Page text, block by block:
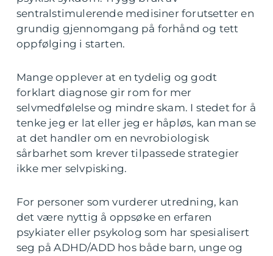
sentralstimulerende medisiner forutsetter en
grundig gjennomgang på forhånd og tett
oppfølging i starten.
Mange opplever at en tydelig og godt
forklart diagnose gir rom for mer
selvmedfølelse og mindre skam. I stedet for å
tenke jeg er lat eller jeg er håpløs, kan man se
at det handler om en nevrobiologisk
sårbarhet som krever tilpassede strategier
ikke mer selvpisking.
For personer som vurderer utredning, kan
det være nyttig å oppsøke en erfaren
psykiater eller psykolog som har spesialisert
seg på ADHD/ADD hos både barn, unge og